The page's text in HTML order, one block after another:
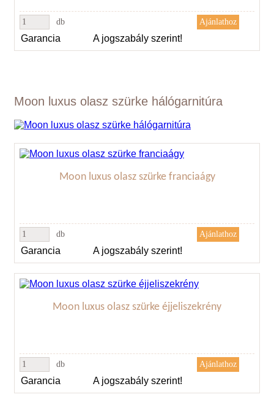
db
Garancia A jogszabály szerint!
Moon luxus olasz szürke hálógarnitúra
Moon luxus olasz szürke franciaágy
db
Garancia A jogszabály szerint!
Moon luxus olasz szürke éjjeliszekrény
db
Garancia A jogszabály szerint!